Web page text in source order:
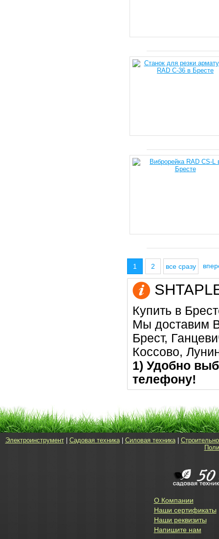
1 2 все сразу
Купить в
Мы доставим
Брест,
Коссово,
1) Удобно
телефону!
Электроинструмент| Садовая техника| Силовая техника|
О Компании
Наши сертификаты
Наши реквизиты
Напишите нам